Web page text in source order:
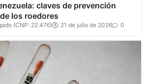
claves de prevención
los roedores
(CNP: 22.476) 21 de julio de 2026 0